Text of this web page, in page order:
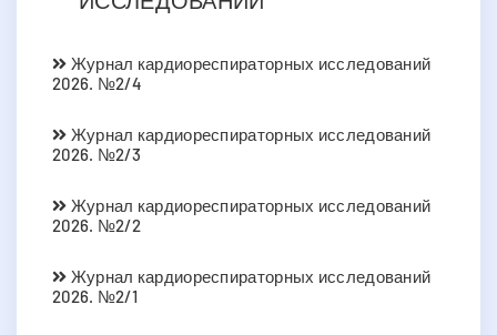
Журнал кардиореспираторных исследований
2026. №2/4
Журнал кардиореспираторных исследований
2026. №2/3
Журнал кардиореспираторных исследований
2026. №2/2
Журнал кардиореспираторных исследований
2026. №2/1